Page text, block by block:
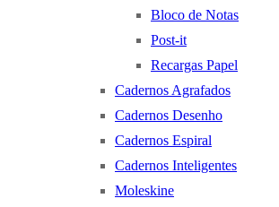
Bloco de Notas
Post-it
Recargas Papel
Cadernos Agrafados
Cadernos Desenho
Cadernos Espiral
Cadernos Inteligentes
Moleskine